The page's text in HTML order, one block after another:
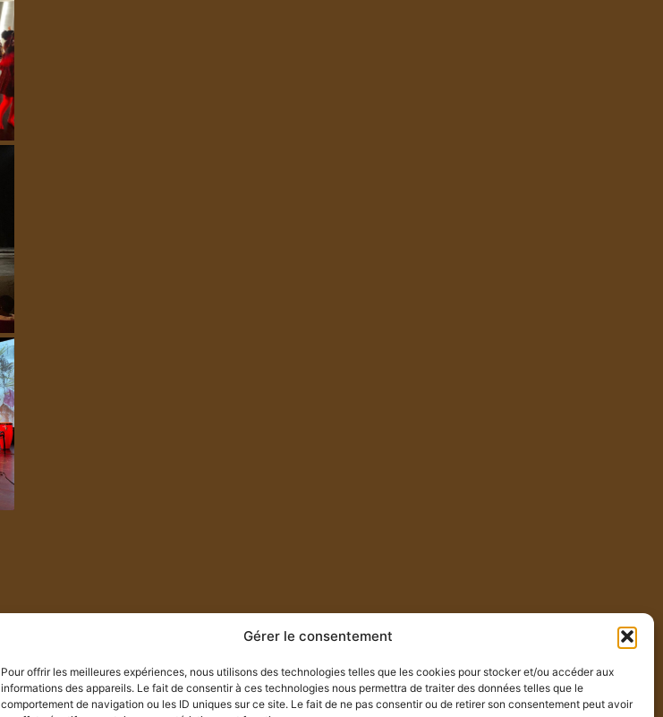
Gérer le consentement
Pour offrir les meilleures expériences, nous utilisons des technologies telles que les cookies pour stocker et/ou accéder aux
informations des appareils. Le fait de consentir à ces technologies nous permettra de traiter des données telles que le
comportement de navigation ou les ID uniques sur ce site. Le fait de ne pas consentir ou de retirer son consentement peut avoir